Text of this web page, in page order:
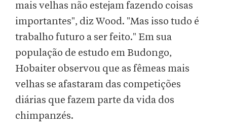
mais velhas não estejam fazendo coisas
importantes", diz Wood. "Mas isso tudo é
trabalho futuro a ser feito." Em sua
população de estudo em Budongo,
Hobaiter observou que as fêmeas mais
velhas se afastaram das competições
diárias que fazem parte da vida dos
chimpanzés.